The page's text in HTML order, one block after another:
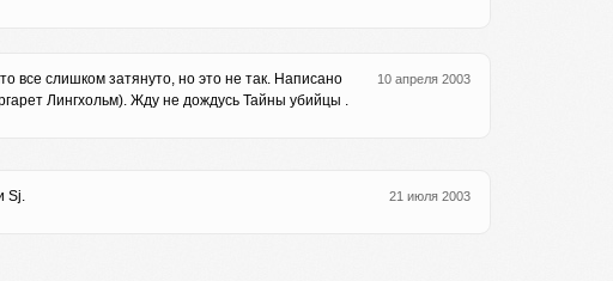
10 апреля 2003
все слишком затянуто, но это не так. Написано
Лингхольм). Жду не дождусь Тайны убийцы .
21 июля 2003
Sj.